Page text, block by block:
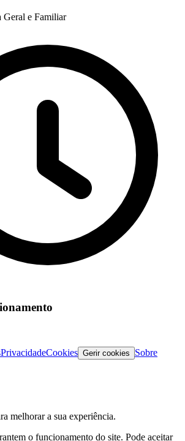
Geral e Familiar
PrivacidadeCookies Gerir cookies Sobre
melhorar a sua experiência.
o funcionamento do site. Pode aceitar